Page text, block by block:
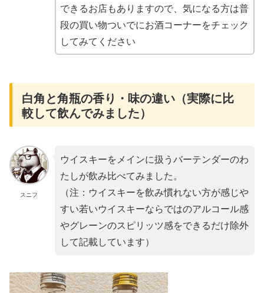
できるお店もありますので、気になる方は普
段の買い物ついでにお酒コーナーをチェック
してみてください
白角と角瓶の香り・味の違い（実際に比
較して飲んでみました）
スニフ
ウイスキーをメインに扱うバーテンダーのわ
たしが飲み比べてみました。
（注：ウイスキーを飲み慣れない方が感じや
すい若いウイスキーならではのアルコール感
やグレーンのスピリッツ感をできるだけ除外
して記載しています）